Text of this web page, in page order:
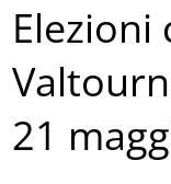
Elezioni
21